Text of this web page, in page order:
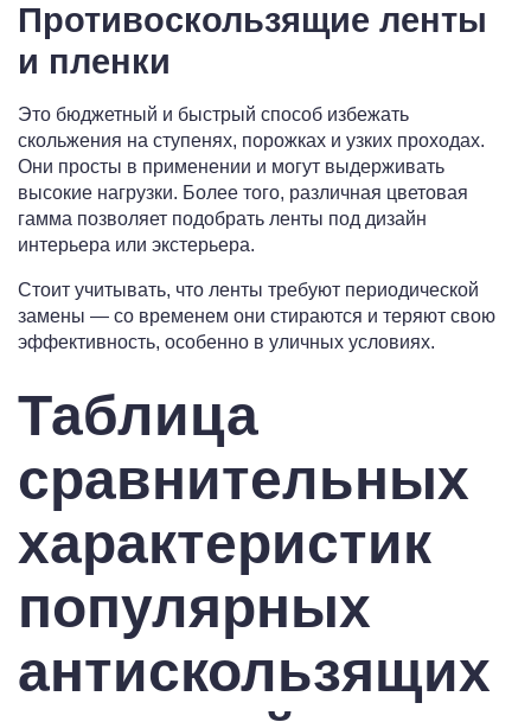
Противоскользящие ленты
и пленки
Это бюджетный и быстрый способ избежать
скольжения на ступенях, порожках и узких проходах.
Они просты в применении и могут выдерживать
высокие нагрузки. Более того, различная цветовая
гамма позволяет подобрать ленты под дизайн
интерьера или экстерьера.
Стоит учитывать, что ленты требуют периодической
замены — со временем они стираются и теряют свою
эффективность, особенно в уличных условиях.
Таблица
сравнительных
характеристик
популярных
антискользящих